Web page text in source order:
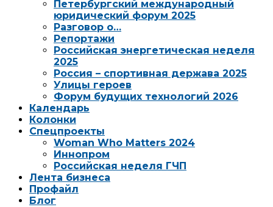
Петербургский международный
юридический форум 2025
Разговор о…
Репортажи
Российская энергетическая неделя
2025
Россия – спортивная держава 2025
Улицы героев
Форум будущих технологий 2026
Календарь
Колонки
Спецпроекты
Woman Who Matters 2024
Иннопром
Российская неделя ГЧП
Лента бизнеса
Профайл
Блог